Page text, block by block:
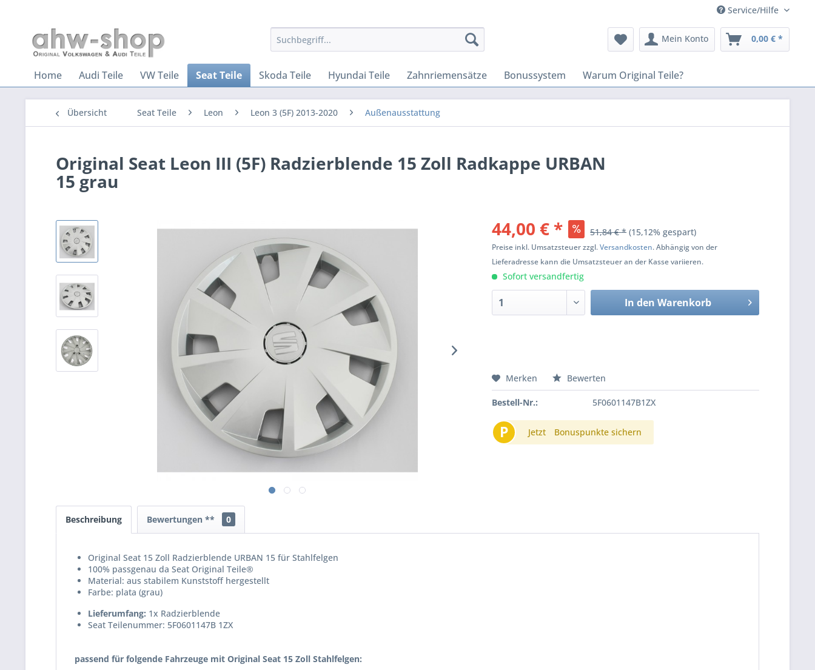
Service/Hilfe
Mein Konto 0,00 € *
Home Audi Teile VW Teile Seat Teile Skoda Teile Hyundai Teile Zahnriemensätze Bonussystem Warum Original Teile?
Übersicht Seat Teile Leon Leon 3 (5F) 2013-2020 Außenausstattung
Original Seat Leon III (5F) Radzierblende 15 Zoll Radkappe URBAN
15 grau
44,00 € * 51,84 € * (15,12% gespart)
Preise inkl. Umsatzsteuer zzgl.Versandkosten. Abhängig von der
Lieferadresse kann die Umsatzsteuer an der Kasse variieren.
Sofort versandfertig
In den Warenkorb
Merken Bewerten
Bestell-Nr.: 5F0601147B1ZX
P Jetzt Bonuspunkte sichern
Beschreibung Bewertungen ** 0
Original Seat 15 Zoll Radzierblende URBAN 15 für Stahlfelgen
100% passgenau da Seat Original Teile®
Material: aus stabilem Kunststoff hergestellt
Farbe: plata (grau)
Lieferumfang: 1x Radzierblende
Seat Teilenummer: 5F0601147B 1ZX
passend für folgende Fahrzeuge mit Original Seat 15 Zoll Stahlfelgen: